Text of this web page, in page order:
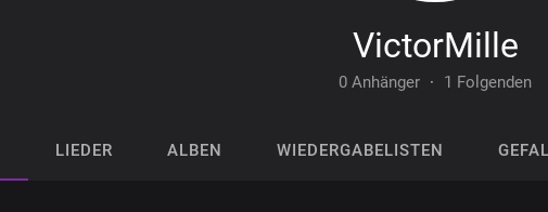
VictorMille
0 Anhänger · 1 Folgenden
LIEDER ALBEN WIEDERGABELISTEN